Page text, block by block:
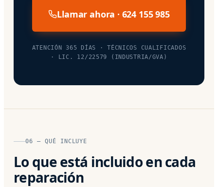
Llamar ahora · 624 155 985
ATENCIÓN 365 DÍAS · TÉCNICOS CUALIFICADOS
· LIC. 12/22579 (INDUSTRIA/GVA)
06 — QUÉ INCLUYE
Lo que está incluido en cada
reparación